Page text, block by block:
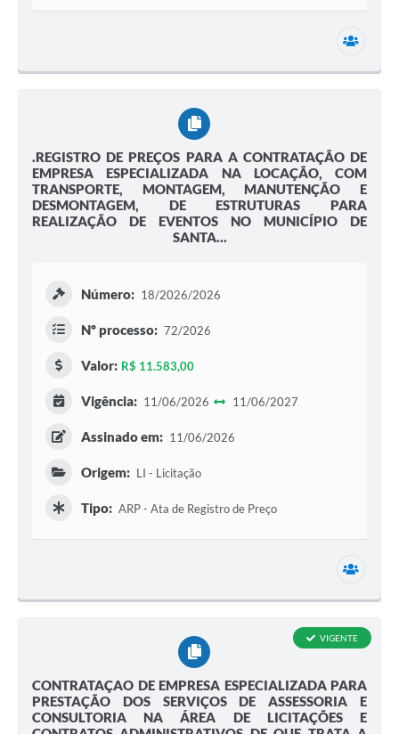
.REGISTRO DE PREÇOS PARA A CONTRATAÇÃO DE
EMPRESA ESPECIALIZADA NA LOCAÇÃO, COM
TRANSPORTE, MONTAGEM, MANUTENÇÃO E
DESMONTAGEM, DE ESTRUTURAS PARA
REALIZAÇÃO DE EVENTOS NO MUNICÍPIO DE
SANTA...
Número: 18/2026/2026
Nº processo: 72/2026
Valor: R$ 11.583,00
Vigência: 11/06/2026 11/06/2027
Assinado em: 11/06/2026
Origem: LI - Licitação
Tipo: ARP - Ata de Registro de Preço
CONTRATAÇAO DE EMPRESA ESPECIALIZADA PARA
PRESTAÇÃO DOS SERVIÇOS DE ASSESSORIA E
CONSULTORIA NA ÁREA DE LICITAÇÕES E
VIGENTE